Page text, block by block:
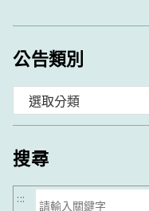
公告類別
類
搜尋
搜
:::